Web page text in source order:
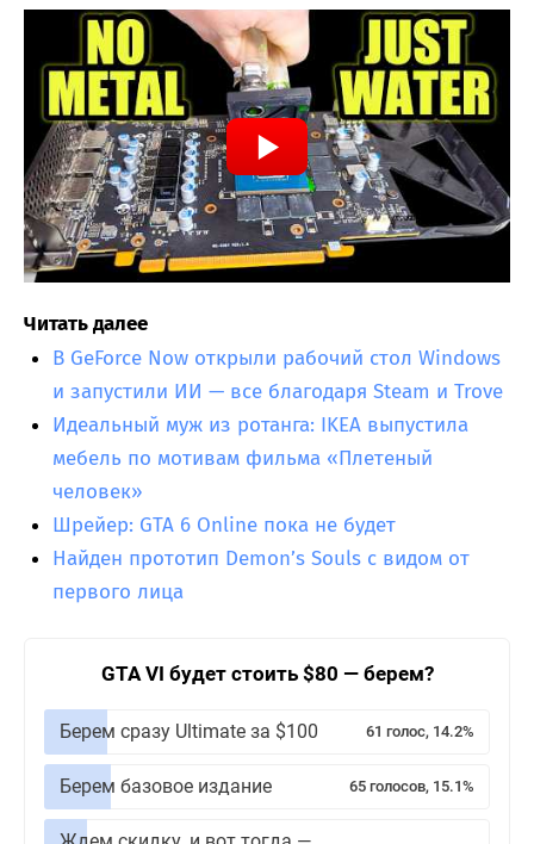
Читать далее
В GeForce Now открыли рабочий стол Windows
и запустили ИИ — все благодаря Steam и Trove
Идеальный муж из ротанга: IKEA выпустила
мебель по мотивам фильма «Плетеный
человек»
Шрейер: GTA 6 Online пока не будет
Найден прототип Demon’s Souls с видом от
первого лица
GTA VI будет стоить $80 — берем?
Берем сразу Ultimate за $100 61 голос, 14.2%
Берем базовое издание 65 голосов, 15.1%